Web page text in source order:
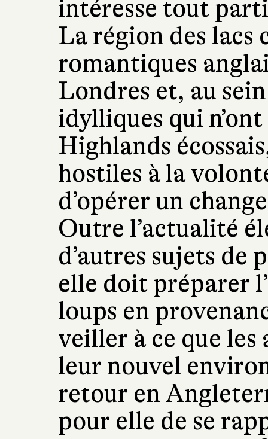
intéresse tout
La région des lacs
romantiques
Londres et, au
idylliques qui
Highlands
hostiles à la
d’opérer un
Outre l’actualité
d’autres sujets de
elle doit préparer
loups en
veiller à ce que les
leur nouvel
retour en
pour elle de se